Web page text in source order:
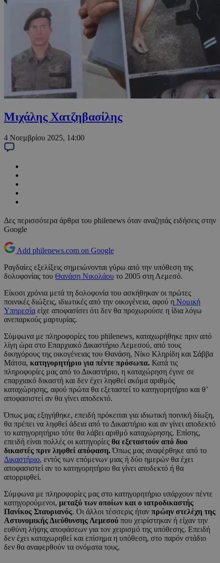
Μιχάλης Χατζηβασίλης
4 Νοεμβρίου 2025, 14:00
Δες περισσότερα άρθρα του philenews όταν αναζητάς ειδήσεις στην
Google
Add philenews.com on Google
Ραγδαίες εξελίξεις σημειώνονται γύρω από την υπόθεση της
δολοφονίας του Θανάση Νικολάου το 2005 στη Λεμεσό.
Είκοσι χρόνια μετά τη δολοφονία του ασκήθηκαν οι πρώτες
ποινικές διώξεις, ιδιωτικές από την οικογένεια, αφού η Νομική
Υπηρεσία είχε αποφασίσει ότι δεν θα προχωρούσε η ίδια λόγω
ανεπαρκούς μαρτυρίας.
Σύμφωνα με πληροφορίες του philenews, καταχωρήθηκε πριν από
λίγη ώρα στο Επαρχιακό Δικαστήριο Λεμεσού, από τους
δικηγόρους της οικογένειας του Θανάση, Νίκο Κληρίδη και Σάββα
Μάτσα, κατηγορητήριο για πέντε πρόσωπα. Κατά τις
πληροφορίες μας από το Δικαστήριο, η καταχώρηση έγινε σε
επαρχιακό δικαστή και δεν έχει ληφθεί ακόμα αριθμός
καταχώρησης, αφού πρώτα θα εξεταστεί το κατηγορητήριο και θ’
αποφασιστεί αν θα γίνει αποδεκτό.
Όπως μας εξηγήθηκε, επειδή πρόκειται για ιδιωτική ποινική δίωξη,
θα πρέπει να ληφθεί άδεια από το Δικαστήριο και αν γίνει αποδεκτό
το κατηγορητήριο τότε θα λάβει αριθμό καταχώρησης. Επίσης,
επειδή είναι πολλές οι κατηγορίες θα εξεταστούν από δυο
δικαστές πριν ληφθεί απόφαση.Όπως μας αναφέρθηκε από το
Δικαστήριο, εντός των επόμενων μιας ή δύο ημερών θα έχει
αποφασιστεί αν το κατηγορητήριο θα γίνει αποδεκτό ή θα
απορριφθεί.
Σύμφωνα με πληροφορίες μας στο κατηγορητήριο υπάρχουν πέντε
κατηγορούμενοι, μεταξύ των οποίων και ο ιατροδικαστής
Πανίκος Σταυριανός. Οι άλλοι τέσσερις ήταν πρώην στελέχη της
Αστυνομικής Διεύθυνσης Λεμεσού που χειρίστηκαν ή είχαν την
ευθύνη λήψης αποφάσεων για τον χειρισμό της υπόθεσης. Επειδή
δεν έχει καταχωρηθεί και επίσημα η υπόθεση, στο παρόν στάδιο
δεν θα αναφερθούν τα ονόματα τους.